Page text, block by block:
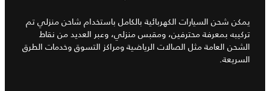
يمكن شحن السيارات الكهربائية بالكامل باستخدام شاحن منزلي تم
تركيبه بمعرفة محترفين، ومقبس منزلي، وعبر العديد من نقاط
الشحن العامة مثل الصالات الرياضية ومراكز التسوق وخدمات الطرق
السريعة.